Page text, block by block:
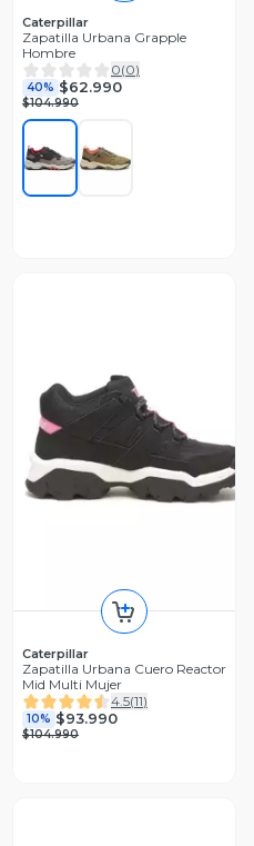
Caterpillar
Zapatilla Urbana Grapple
Hombre
0(0)
40% $62.990
$104.990
Caterpillar
Zapatilla Urbana Cuero Reactor
Mid Multi Mujer
4.5(11)
10% $93.990
$104.990